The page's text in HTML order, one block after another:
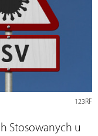
123RF
Stosowanych u